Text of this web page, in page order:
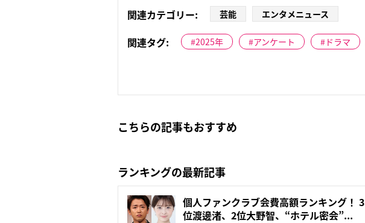
関連カテゴリー:
芸能 エンタメニュース
関連タグ: 2025年 アンケート ドラマ
こちらの記事もおすすめ
ランキングの最新記事
個人ファンクラブ会費高額ランキング！ 3
位渡邊渚、2位大野智、“ホテル密会”...